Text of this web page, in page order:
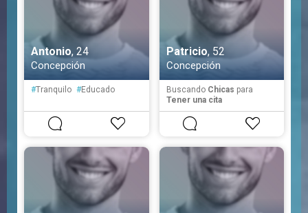
Antonio, 24
Concepción
#Tranquilo #Educado
Patricio, 52
Concepción
Buscando Chicas para
Tener una cita